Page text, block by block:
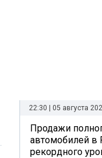
22:30 | 05 августа
Продажи
автомобилей в
рекордного